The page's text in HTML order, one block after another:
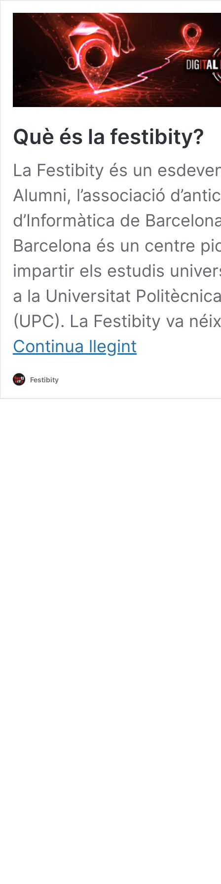
Què és la festibity?
La Festibity és un
Alumni, l’associació
d’Informàtica de
Barcelona és un centre
impartir els estudis
a la Universitat
(UPC). La Festibity va
Continua llegint
Festibity